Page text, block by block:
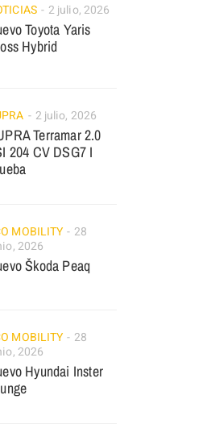
2 julio, 2026
Toyota Yaris
Hybrid
2 julio, 2026
Terramar 2.0
204 CV DSG7 I
MOBILITY
28
2026
Škoda Peaq
MOBILITY
28
2026
Hyundai Inster